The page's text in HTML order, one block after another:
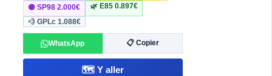
🟣 SP982.000€ 🌿 E85 0.897€
💨 GPLc1.088€
WhatsApp 📋 Copier
🗺️ Y aller